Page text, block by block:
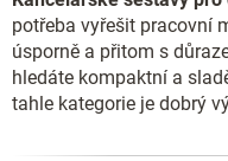
potřeba vyřešit pracovní
úsporně a přitom s
hledáte kompaktní a
tahle kategorie je dobrý